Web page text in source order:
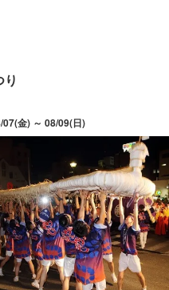
金) ～ 08/09(日)